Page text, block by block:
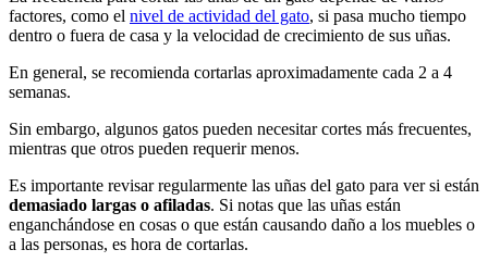
factores, como el nivel de actividad del gato, si pasa mucho tiempo
dentro o fuera de casa y la velocidad de crecimiento de sus uñas.
En general, se recomienda cortarlas aproximadamente cada 2 a 4
semanas.
Sin embargo, algunos gatos pueden necesitar cortes más frecuentes,
mientras que otros pueden requerir menos.
Es importante revisar regularmente las uñas del gato para ver si están
demasiado largas o afiladas. Si notas que las uñas están
enganchándose en cosas o que están causando daño a los muebles o
a las personas, es hora de cortarlas.